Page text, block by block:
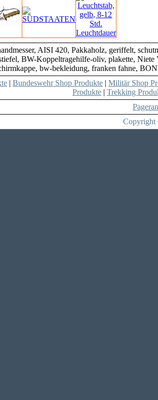
AISI 420, Pakkaholz, geriffelt,
BW-Koppeltragehilfe-oliv, plakette, Niete
bw-bekleidung, franken fahne,
| Bundeswehr Shop Produkte | Militär Shop
Produkte | Trekking